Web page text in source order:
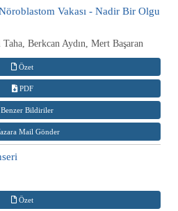
Vakası - Nadir Bir Olgu
Berkcan Aydın, Mert Başaran
Özet
PDF
Benzer Bildiriler
Mail Gönder
Özet